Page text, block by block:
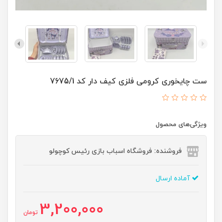
ست چایخوری کرومی فلزی کیف دار کد 7675/1
ویژگی‌های محصول
فروشنده: فروشگاه اسباب بازی رئیس کوچولو
آماده ارسال
3,200,000 تومان